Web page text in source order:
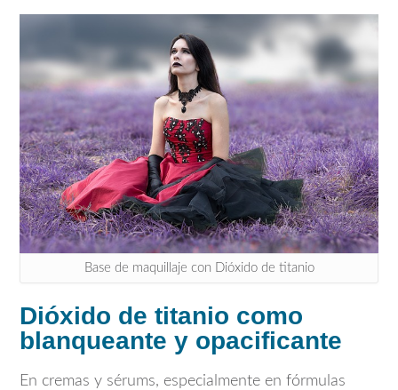
Base de maquillaje con Dióxido de titanio
Dióxido de titanio como
blanqueante y opacificante
En cremas y sérums, especialmente en fórmulas